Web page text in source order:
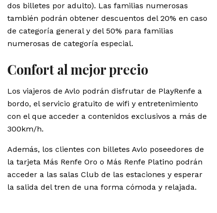
dos billetes por adulto). Las familias numerosas
también podrán obtener descuentos del 20% en caso
de categoría general y del 50% para familias
numerosas de categoría especial.
Confort al mejor precio
Los viajeros de Avlo podrán disfrutar de PlayRenfe a
bordo, el servicio gratuito de wifi y entretenimiento
con el que acceder a contenidos exclusivos a más de
300km/h.
Además, los clientes con billetes Avlo poseedores de
la tarjeta Más Renfe Oro o Más Renfe Platino podrán
acceder a las salas Club de las estaciones y esperar
la salida del tren de una forma cómoda y relajada.